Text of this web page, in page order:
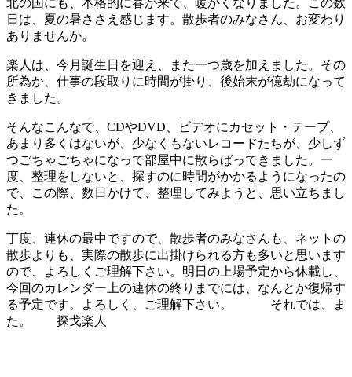
日は、夏の暑ささえ感じます。散歩者のみなさん、お変わり
ありませんか。
楽人は、今月誕生日を迎え、また一つ歳を加えました。その
所為か、仕事の段取りに時間が掛り、後始末が億劫になって
きました。
そんなこんなで、CDやDVD、ビデオにカセット・テープ、
あまり多くはないが、少なくもないレコードたちが、少しず
つごちゃごちゃになって部屋中に散らばってきました。一
度、整理をしないと、探すのに時間がかかるようになったの
で、この際、数日かけて、整理してみようと、思い立ちまし
た。
丁度、連休の最中ですので、散歩者のみなさんも、ネットの
散歩よりも、実際の散歩に出掛けられる方も多いと思います
ので、よろしくご理解下さい。明日の上場予定から休載し、
今回のカレンダー上の連休の終りまでには、なんとか復帰す
る予定です。よろしく、ご理解下さい。 それでは、ま
た。 探戈楽人